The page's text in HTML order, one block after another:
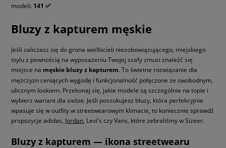
modeli: 141 ✅
Bluzy z kapturem męskie
Jeśli zaliczasz się do grona wielbicieli niezobowiązującego, miejskiego
stylu z pewnością na wyposażeniu Twojej szafy zmusi znaleźć się
miejsce na męskie bluzy z kapturem. To świetne rozwiązanie dla
mężczyzn ceniących wygodę i funkcjonalność połączone ze swobodnym,
ulicznym lookiem. Przekonaj się, jakie modele są szczególnie na topie i
wybierz wariant dla siebie. Jeśli poszukujesz bluzy, która perfekcyjnie
wpasuje się w outfity w streetwearowym klimacie, to koniecznie sprawdź
propozycje adidas, Jordan , Levi's czy Vans, które zebraliśmy w Sizeer.
Bluzy z kapturem — ikona streetwearu